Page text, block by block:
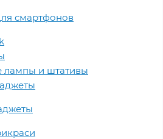
смартфонов
лампы и штативы